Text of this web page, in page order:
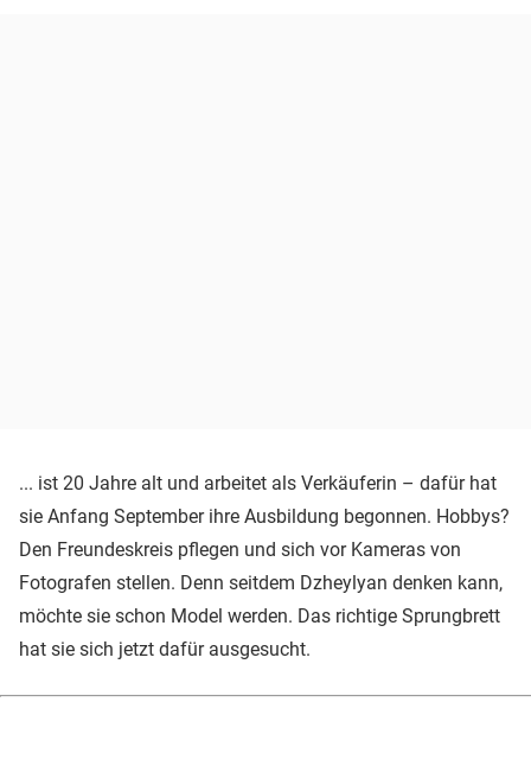
... ist 20 Jahre alt und arbeitet als Verkäuferin – dafür hat
sie Anfang September ihre Ausbildung begonnen. Hobbys?
Den Freundeskreis pflegen und sich vor Kameras von
Fotografen stellen. Denn seitdem Dzheylyan denken kann,
möchte sie schon Model werden. Das richtige Sprungbrett
hat sie sich jetzt dafür ausgesucht.